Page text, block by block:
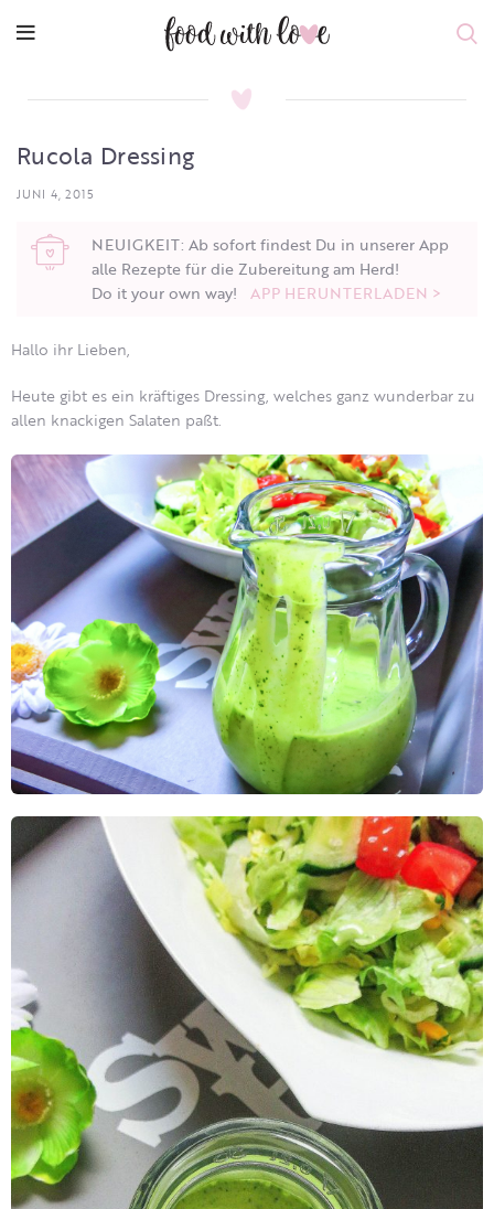
Rucola Dressing
JUNI 4, 2015
NEUIGKEIT: Ab sofort findest Du in unserer App
alle Rezepte für die Zubereitung am Herd!
Do it your own way! APP HERUNTERLADEN >
Hallo ihr Lieben,
Heute gibt es ein kräftiges Dressing, welches ganz wunderbar zu
allen knackigen Salaten paßt.